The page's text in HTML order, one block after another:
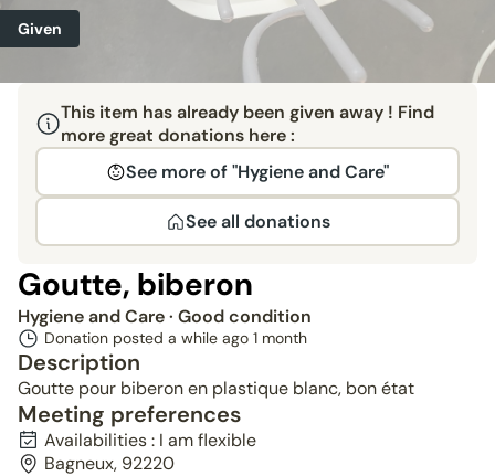
Given
This item has already been given away ! Find
more great donations here :
See more of "Hygiene and Care"
See all donations
Goutte, biberon
Hygiene and Care· Good condition
Donation posted a while ago 1 month
Description
Goutte pour biberon en plastique blanc, bon état
Meeting preferences
Availabilities : I am flexible
Bagneux, 92220